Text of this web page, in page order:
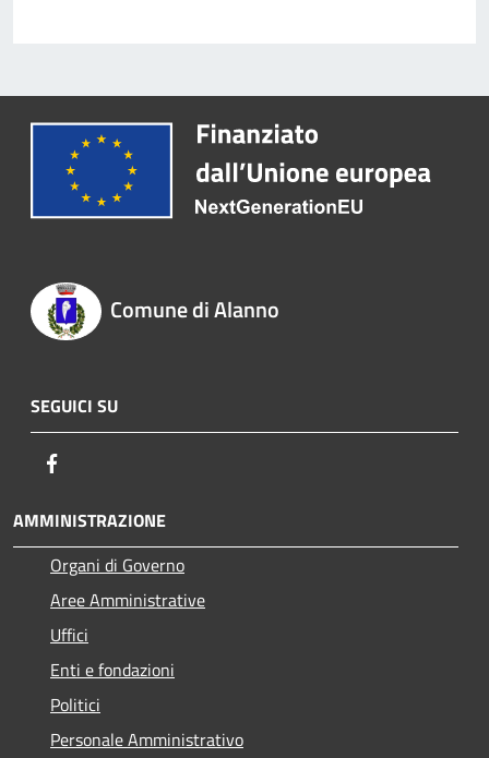
Comune di Alanno
SEGUICI SU
AMMINISTRAZIONE
Organi di Governo
Aree Amministrative
Uffici
Enti e fondazioni
Politici
Personale Amministrativo